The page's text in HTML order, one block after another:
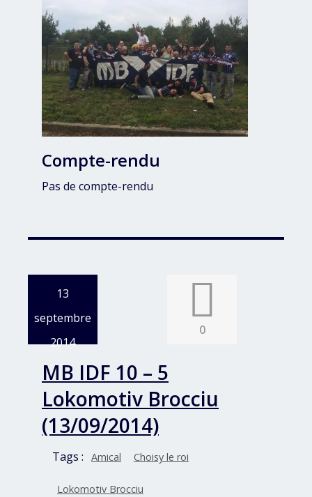
Compte-rendu
Pas de compte-rendu
13
septembre
2014
0
MB IDF 10 – 5
Lokomotiv Brocciu
(13/09/2014)
Tags : Amical Choisy le roi
Lokomotiv Brocciu